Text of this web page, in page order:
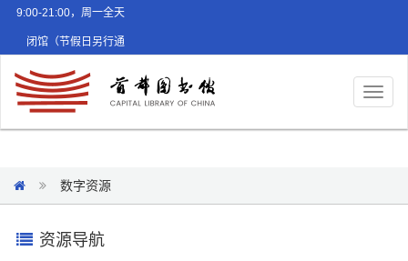
9:00-21:00，周一全天
闭馆（节假日另行通
数字资源
资源导航